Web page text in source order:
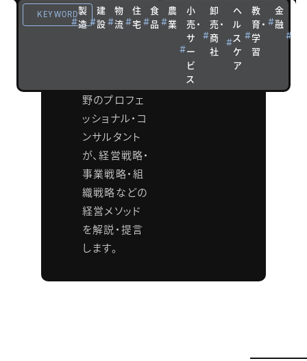
KEYWORD製
造
建
設
物
流
住
宅
食
品
農
業
小
売・
サ
ー
ビ
ス
卸
売・
商
社
ヘ
ル
ス
ケ
ア
教
育・
学
習
金
融
ソッド
野のプロフェ
ッショナル・コ
ンサルタント
が、経営戦略・
事業戦略・組
織戦略などの
経営メソッド
を解説・提言
します。